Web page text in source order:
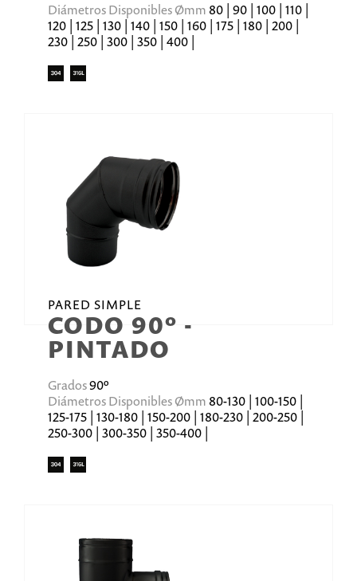
Diámetros Disponibles Ømm 80 | 90 | 100 | 110 |
120 | 125 | 130 | 140 | 150 | 160 | 175 | 180 | 200 |
230 | 250 | 300 | 350 | 400 |
PARED SIMPLE
CODO 90º -
PINTADO
Grados90º
Diámetros Disponibles Ømm 80-130 | 100-150 |
125-175 | 130-180 | 150-200 | 180-230 | 200-250 |
250-300 | 300-350 | 350-400 |